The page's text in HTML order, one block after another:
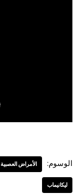
الوسوم: الأمراض العصبية
ليكانيماب